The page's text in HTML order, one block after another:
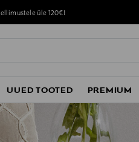
üle 120€!
UUED TOOTED PREMIUM